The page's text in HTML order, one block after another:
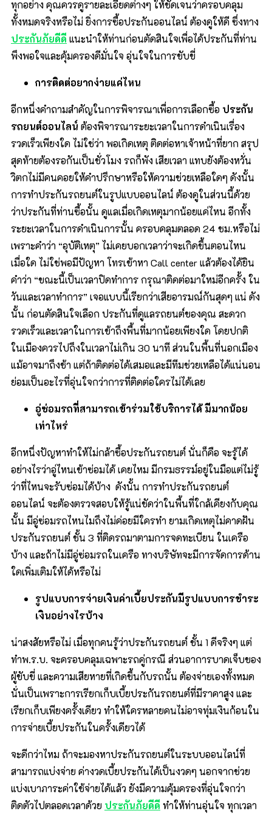
ทุกอย่าง คุณควรดูรายละเอียดต่างๆ ให้ชัดเจนว่าครอบคลุม
ทั้งหมดจริงหรือไม่ ยิ่งการซื้อประกันออนไลน์ ต้องดูให้ดี ซึ่งทาง
ประกันภัยดีดี แนะนำให้ท่านก่อนตัดสินใจเพื่อได้ประกันที่ท่าน
พึงพอใจและคุ้มครองดีมั่นใจ อุ่นใจในการขับขี่
การติดต่อยากง่ายแค่ไหน
อีกหนึ่งคำถามสำคัญในการพิจารณาเพื่อการเลือกซื้อ ประกัน
รถยนต์ออนไลน์ ต้องพิจารณาระยะเวลาในการดำเนินเรื่อง
รวดเร็วเพียงใด ไม่ใช่ว่า พอเกิดเหตุ ติดต่อหาเจ้าหน้าที่ยาก สรุป
สุดท้ายต้องรอกันเป็นชั่วโมง รถก็พัง เสียเวลา แทบยังต้องหวั่น
วิตกไม่มีคนคอยให้คำปรึกษาหรือให้ความช่วยเหลือใดๆ ดังนั้น
การทำประกันรถยนต์ในรูปแบบออนไลน์ ต้องดูในส่วนนี้ด้วย
ว่าประกันที่ท่านซื้อนั้น ดูแลเมื่อเกิดเหตุมากน้อยแค่ไหน อีกทั้ง
ระยะเวลาในการดำเนินการนั้น ครอบคลุมตลอด 24 ชม.หรือไม่
เพราะคำว่า “อุบัติเหตุ” ไม่เคยบอกเวลาว่าจะเกิดขึ้นตอนไหน
เมื่อใด ไม่ใช่พอมีปัญหา โทรเข้าหา Call center แล้วต้องได้ยิน
คำว่า “ขณะนี้เป็นเวลาปิดทำการ กรุณาติดต่อมาใหม่อีกครั้ง ใน
วันและเวลาทำการ” เจอแบบนี้เรียกว่าเสียอารมณ์กันสุดๆ แน่ ดัง
นั้น ก่อนตัดสินใจเลือก ประกันที่ดูแลรถยนต์ของคุณ สะดวก
รวดเร็วและเวลาในการเข้าถึงพื้นที่มากน้อยเพียงใด โดยปกติ
ในเมืองควรไปถึงในเวลาไม่เกิน 30 นาที ส่วนในพื้นที่นอกเมือง
แม้อาจมาถึงช้า แต่ถ้าติดต่อได้เสมอและมีทีมช่วยเหลือได้แน่นอน
ย่อมเป็นอะไรที่อุ่นใจกว่าการที่ติดต่อใครไม่ได้เลย
อู่ซ่อมรถที่สามารถเข้าร่วมใช้บริการได้ มีมากน้อย
เท่าไหร่
อีกหนึ่งปัญหาทำให้ไม่กล้าซื้อประกันรถยนต์ นั่นก็คือ จะรู้ได้
อย่างไรว่าอู่ไหนเข้าซ่อมได้ เคยไหม มีกรมธรรม์อยู่ในมือแต่ไม่รู้
ว่าที่ไหนจะรับซ่อมได้บ้าง ดังนั้น การทำประกันรถยนต์
ออนไลน์ จะต้องตรวจสอบให้รู้แน่ชัดว่าในพื้นที่ใกล้เคียงกับคุณ
นั้น มีอู่ซ่อมรถไหนไมถึงไม่ค่อยมีใครทำ ยามเกิดเหตุไม่คาดฝัน
ประกันรถยนต์ ชั้น 3 ที่ติดรถมาตามการจดทะเบียน ในเครือ
บ้าง และถ้าไม่มีอู่ซ่อมรถในเครือ ทางบริษัทจะมีการจัดการด้าน
ใดเพิ่มเติมให้ได้หรือไม่
รูปแบบการจ่ายเงินค่าเบี้ยประกันมีรูปแบบการชำระ
เงินอย่างไรบ้าง
น่าสงสัยหรือไม่ เมื่อทุกคนรู้ว่าประกันรถยนต์ ชั้น 1 ดีจริงๆ แต่
ทำพ.ร.บ. จะครอบคลุมเฉพาะรถคู่กรณี ส่วนอาการบาดเจ็บของ
ผู้ขับขี่ และความเสียหายที่เกิดขึ้นกับรถนั้น ต้องจ่ายเองทั้งหมด
นั่นเป็นเพราะการเรียกเก็บเบี้ยประกันรถยนต์ที่มีราคาสูง และ
เรียกเก็บเพียงครั้งเดียว ทำให้ใครหลายคนไม่อาจทุ่มเงินก้อนใน
การจ่ายเบี้ยประกันในครั้งเดียวได้
จะดีกว่าไหม ถ้าจะมองหาประกันรถยนต์ในระบบออนไลน์ที่
สามารถแบ่งจ่าย ค่างวดเบี้ยประกันได้เป็นงวดๆ นอกจากช่วย
แบ่งเบาภาระค่าใช้จ่ายได้แล้ว ยังมีความคุ้มครองที่อุ่นใจกว่า
ติดตัวไปตลอดเวลาด้วย ประกันภัยดีดี ทำให้ท่านอุ่นใจ ทุกเวลา